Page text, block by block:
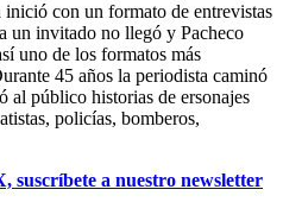
con un formato de entrevistas
un invitado no llegó y Pacheco
uno de los formatos más
45 años la periodista caminó
público historias de ersonajes
policías, bomberos,
suscríbete a nuestro newsletter